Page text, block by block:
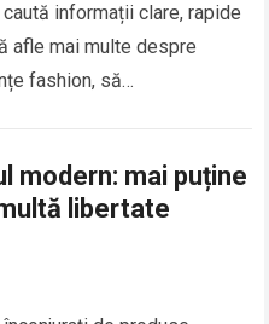
informații clare, rapide
afle mai multe despre
fashion, să…
modern: mai puține
libertate